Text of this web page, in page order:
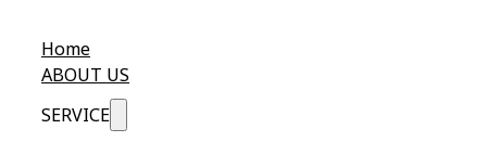
Home
ABOUT US
SERVICE